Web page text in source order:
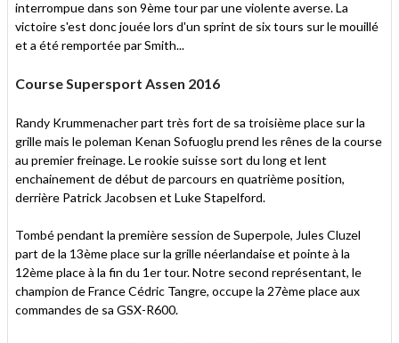
un
ami
interrompue dans son 9ème tour par une violente averse. La
victoire s'est donc jouée lors d'un sprint de six tours sur le mouillé
et a été remportée par Smith...
Course Supersport Assen 2016
Randy Krummenacher part très fort de sa troisième place sur la
grille mais le poleman Kenan Sofuoglu prend les rênes de la course
au premier freinage. Le rookie suisse sort du long et lent
enchainement de début de parcours en quatrième position,
derrière Patrick Jacobsen et Luke Stapelford.
Tombé pendant la première session de Superpole, Jules Cluzel
part de la 13ème place sur la grille néerlandaise et pointe à la
12ème place à la fin du 1er tour. Notre second représentant, le
champion de France Cédric Tangre, occupe la 27ème place aux
commandes de sa GSX-R600.